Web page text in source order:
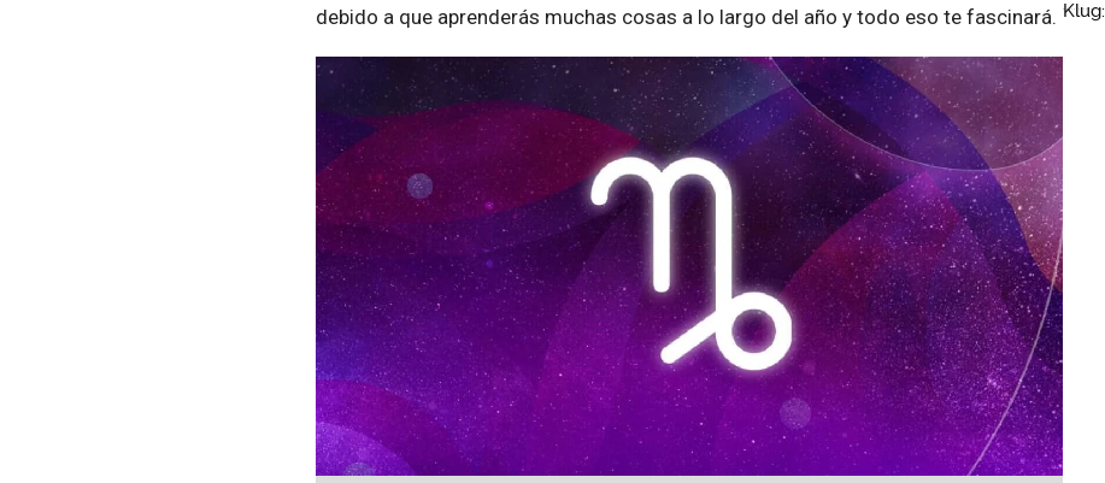
debido a que aprenderás muchas cosas a lo largo del año y todo eso te fascinará.